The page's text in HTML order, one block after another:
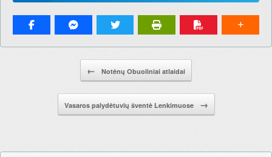
← Notėnų Obuoliniai atlaidai
Vasaros palydėtuvių šventė Lenkimuose →